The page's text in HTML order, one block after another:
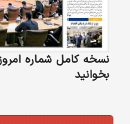
نسخه کامل شماره امروز
بخوانید